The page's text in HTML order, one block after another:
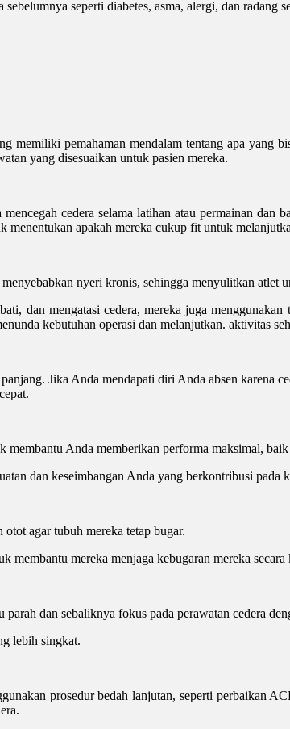
seperti diabetes, asma, alergi, dan radang
memiliki pemahaman mendalam tentang apa yang
yang disesuaikan untuk pasien mereka.
cedera selama latihan atau permainan dan
apakah mereka cukup fit untuk
nyeri kronis, sehingga menyulitkan
dan mengatasi cedera, mereka juga
kebutuhan operasi dan melanjutkan. aktivitas
Jika Anda mendapati diri Anda absen karena
Anda memberikan performa maksimal,
dan keseimbangan Anda yang berkontribusi pada
agar tubuh mereka tetap bugar.
mereka menjaga kebugaran mereka secara
dan sebaliknya fokus pada perawatan cedera
lebih singkat.
prosedur bedah lanjutan, seperti perbaikan